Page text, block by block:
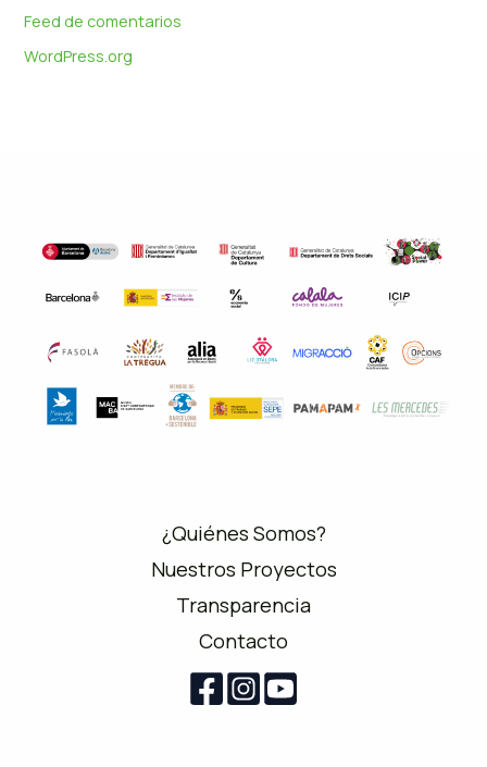
Feed de comentarios
WordPress.org
¿Quiénes Somos?
Nuestros Proyectos
Transparencia
Contacto